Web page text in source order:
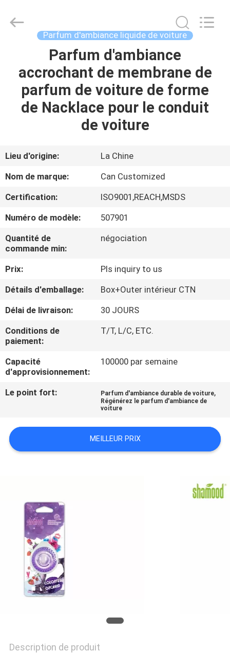
MAISON
PRODUITS
DE
NOUS
VISITE
D'USINE
CONTRÔLE
DE
QUALITÉ
CONTACTEZ-
NOUS
NOUVELLES
UNE
CITATION
SITE
PRIVACY
POLICY
Products
Parfum d'ambiance liquide de voiture
Parfum d'ambiance
accrochant de membrane de
parfum de voiture de forme
de Nacklace pour le conduit
de voiture
Lieu d'origine:
La Chine
Nom de marque:
Can Customized
Certification:
ISO9001,REACH,MSDS
Numéro de modèle:
507901
Quantité de
commande min:
négociation
Prix:
Pls inquiry to us
Détails d'emballage:
Box+Outer intérieur CTN
Délai de livraison:
30 JOURS
Conditions de
paiement:
T/T, L/C, ETC.
Capacité
d'approvisionnement:
100000 par semaine
Le point fort: Parfum d'ambiance durable de voiture,
Régénérez le parfum d'ambiance de
voiture
MEILLEUR PRIX
Description de produit